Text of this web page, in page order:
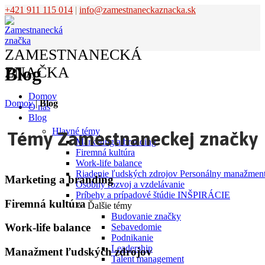
+421 911 115 014 | info@zamestnaneckaznacka.sk
ZAMESTNANECKÁ
ZNAČKA
Domov
O nás
Blog
Hlavné témy
Marketing a branding
Firemná kultúra
Work-life balance
Riadenie ľudských zdrojov Personálny
Osobný rozvoj a vzdelávanie
Príbehy a prípadové štúdie INŠPIRÁCIE
Ďalšie témy
Budovanie značky
Sebavedomie
Podnikanie
Leadership
Talent management
Blog
Domov|Blog
Témy Zamestnaneckej značky
Marketing a branding
Firemná kultúra
Work-life balance
Manažment ľudských zdrojov